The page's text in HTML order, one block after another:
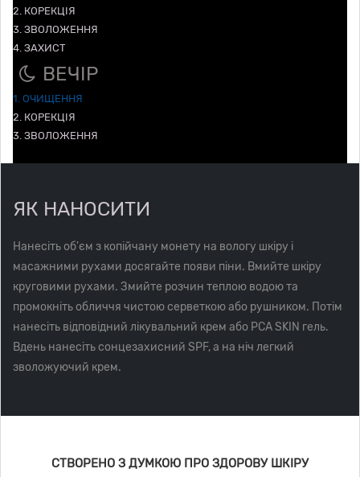
2. КОРЕКЦІЯ
3. ЗВОЛОЖЕННЯ
4. ЗАХИСТ
ВЕЧІР
1. ОЧИЩЕННЯ
2. КОРЕКЦІЯ
3. ЗВОЛОЖЕННЯ
ЯК НАНОСИТИ
Нанесіть об'єм з копійчану монету на вологу шкіру і
масажними рухами досягайте появи піни. Вмийте шкіру
круговими рухами. Змийте розчин теплою водою та
промокніть обличчя чистою серветкою або рушником. Потім
нанесіть відповідний лікувальний крем або PCA SKIN гель.
Вдень нанесіть сонцезахисний SPF, а на ніч легкий
зволожуючий крем.
СТВОРЕНО З ДУМКОЮ ПРО ЗДОРОВУ ШКІРУ